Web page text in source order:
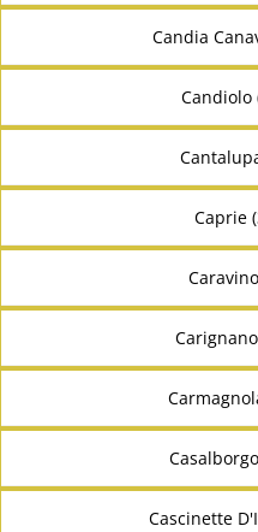
Candia
Candiolo
Caprie
Cascinette